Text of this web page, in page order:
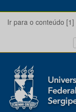
Ir para o conteúdo [1]